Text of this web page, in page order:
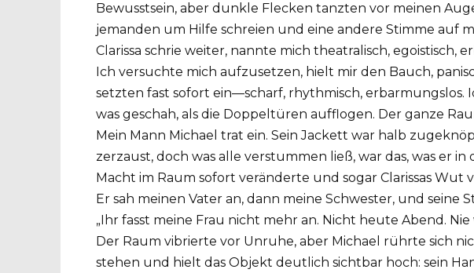
Bewusstsein, aber dunkle Flecken tanzten vor meinen
jemanden um Hilfe schreien und eine andere Stimme auf
Clarissa schrie weiter, nannte mich theatralisch, egoistisch,
Ich versuchte mich aufzusetzen, hielt mir den Bauch,
setzten fast sofort ein—scharf, rhythmisch, erbarmungslos.
was geschah, als die Doppeltüren aufflogen. Der ganze
Mein Mann Michael trat ein. Sein Jackett war halb
zerzaust, doch was alle verstummen ließ, war das, was er
Macht im Raum sofort veränderte und sogar Clarissas Wut
Er sah meinen Vater an, dann meine Schwester, und seine
„Ihr fasst meine Frau nicht mehr an. Nicht heute Abend. Nie
Der Raum vibrierte vor Unruhe, aber Michael rührte sich
stehen und hielt das Objekt deutlich sichtbar hoch: sein